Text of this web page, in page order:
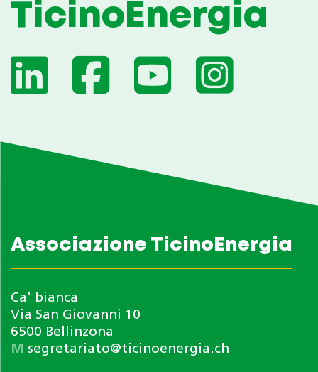
TicinoEnergia
Associazione TicinoEnergia
Ca' bianca
Via San Giovanni 10
6500 Bellinzona
M segretariato@ticinoenergia.ch